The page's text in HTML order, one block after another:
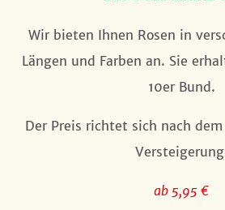
Wir bieten Ihnen Rosen in
Längen und Farben an. Sie
10er Bund.
Der Preis richtet sich nach
ab 5,95 €